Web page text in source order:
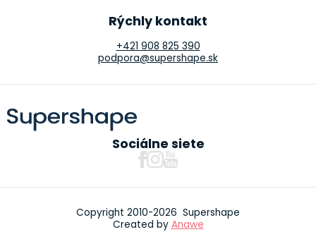
Rýchly kontakt
+421 908 825 390
podpora@supershape.sk
Sociálne siete
Copyright 2010-2026 Supershape
Created by Anawe